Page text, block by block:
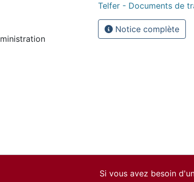
Telfer - Documents de
Notice complète
Si vous avez besoin